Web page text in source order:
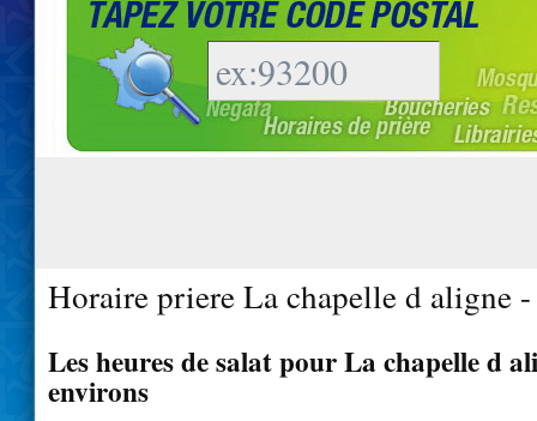
Horaire priere La chapelle d aligne
Les heures de salat pour La chapelle d
environs